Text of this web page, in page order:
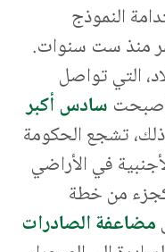
النموذج
منذ ست سنوات.
التي تواصل
سادس أكبر
تشجع الحكومة
في الأراضي
كجزء من خطة
مضاعفة الصادرات